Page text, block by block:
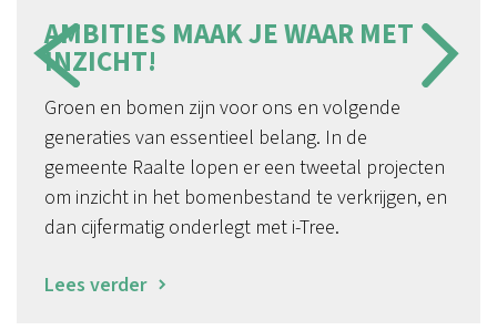
AMBITIES MAAK JE WAAR MET
INZICHT!
Groen en bomen zijn voor ons en volgende
generaties van essentieel belang. In de
gemeente Raalte lopen er een tweetal projecten
om inzicht in het bomenbestand te verkrijgen, en
dan cijfermatig onderlegt met i-Tree.
Lees verder